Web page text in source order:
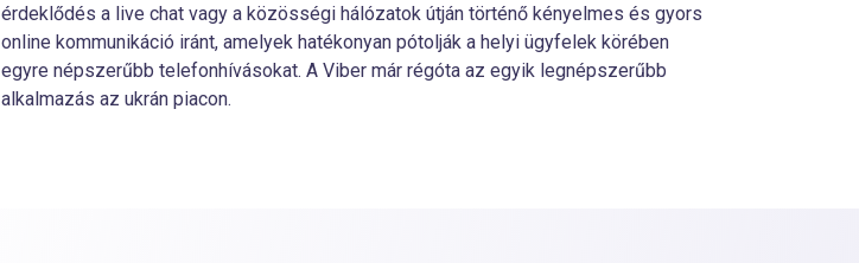
érdeklődés a live chat vagy a közösségi hálózatok útján történő kényelmes és gyors
online kommunikáció iránt, amelyek hatékonyan pótolják a helyi ügyfelek körében
egyre népszerűbb telefonhívásokat. A Viber már régóta az egyik legnépszerűbb
alkalmazás az ukrán piacon.